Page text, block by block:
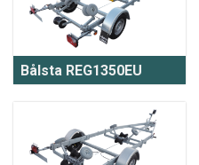
Bålsta REG1350EU